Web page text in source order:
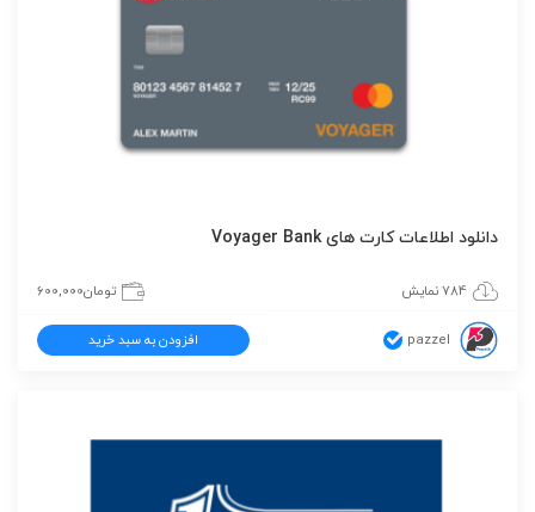
دانلود اطلاعات کارت های Voyager Bank
784 نمایش تومان600,000
pazzel افزودن به سبد خرید